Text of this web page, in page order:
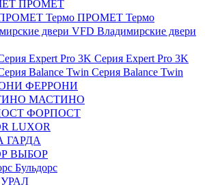
ПРОМЕТ
ПРОМЕТ Термо
Владимирские двери
Серия Expert Pro 3K
Серия Balance Twin
ФЕРРОНИ
МАСТИНО
ФОРПОСТ
LUXOR
ГАРДА
ВЫБОР
Бульдорс
УРАЛ